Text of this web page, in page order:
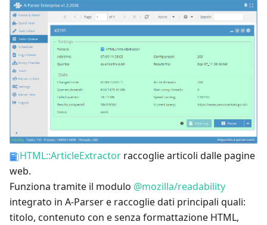
HTML::ArticleExtractor raccoglie articoli dalle pagine
web.
Funziona tramite il modulo @mozilla/readability
integrato in A-Parser e raccoglie dati principali quali:
titolo, contenuto con e senza formattazione HTML,